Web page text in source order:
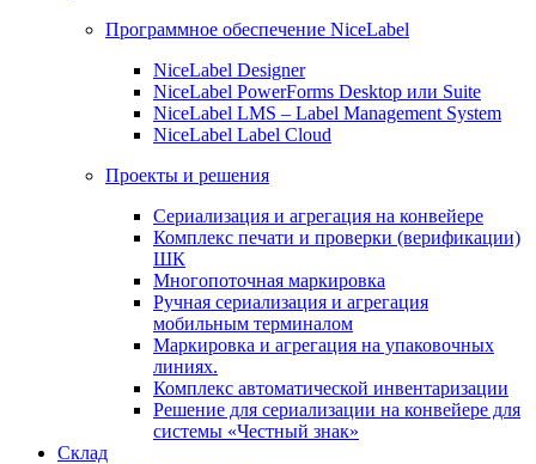
Программное обеспечение NiceLabel
NiceLabel Designer
NiceLabel PowerForms Desktop или Suite
NiceLabel LMS – Label Management System
NiceLabel Label Cloud
Проекты и решения
Сериализация и агрегация на конвейере
Комплекс печати и проверки (верификации)
ШК
Многопоточная маркировка
Ручная сериализация и агрегация
мобильным терминалом
Маркировка и агрегация на упаковочных
линиях.
Комплекс автоматической инвентаризации
Решение для сериализации на конвейере для
системы «Честный знак»
Склад